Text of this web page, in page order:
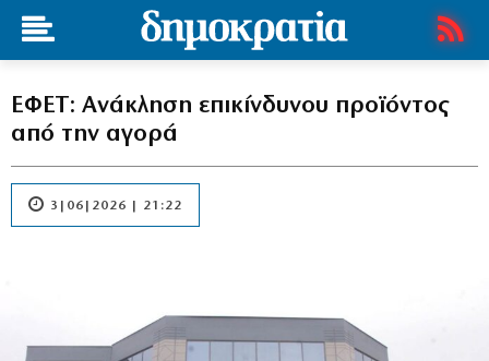
ΕΦΕΤ: Ανάκληση επικίνδυνου προϊόντος
από την αγορά
3|06|2026 | 21:22